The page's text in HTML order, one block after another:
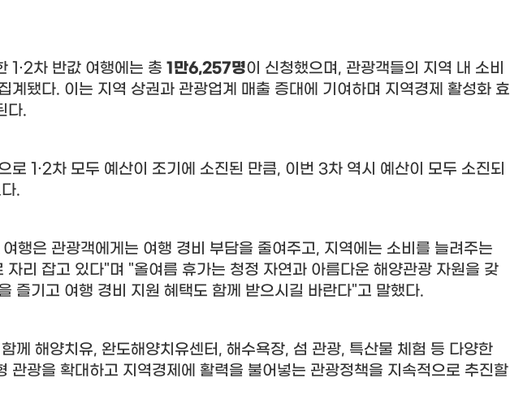
1·2차 반값 여행에는 총 1 만6,257명이 신청했으며, 관광객들의 지역 내 소비
계됐다. 이는 지역 상권과 관광업계 매출 증대에 기여하며 지역경제 활성화 효
다.
로 1·2차 모두 예산이 조기에 소진된 만큼, 이번 3차 역시 예산이 모두 소진되
.
행은 관광객에게는 여행 경비 부담을 줄여주고, 지역에는 소비를 늘려주는
자리 잡고 있다"며 "올여름 휴가는 청정 자연과 아름다운 해양관광 자원을 갖
즐기고 여행 경비 지원 혜택도 함께 받으시길 바란다"고 말했다.
께 해양치유, 완도해양치유센터, 해수욕장, 섬 관광, 특산물 체험 등 다양한
관광을 확대하고 지역경제에 활력을 불어넣는 관광정책을 지속적으로 추진할